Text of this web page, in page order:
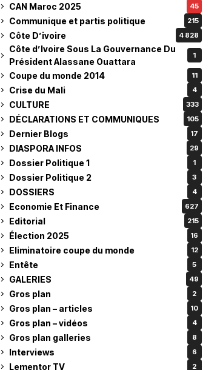
CAN Maroc 2025 45
Communique et partis politique 215
Côte D’ivoire 4 828
Côte d’Ivoire Sous La Gouvernance Du
Président Alassane Ouattara
1
Coupe du monde 2014 11
Crise du Mali 4
CULTURE 333
DÉCLARATIONS ET COMMUNIQUES 105
Dernier Blogs 17
DIASPORA INFOS 29
Dossier Politique 1 1
Dossier Politique 2 3
DOSSIERS 4
Economie Et Finance 627
Editorial 215
Élection 2025 16
Eliminatoire coupe du monde 12
Entête 5
GALERIES 49
Gros plan 2
Gros plan – articles 10
Gros plan – vidéos 4
Gros plan galleries 8
Interviews 6
Lementor TV 2